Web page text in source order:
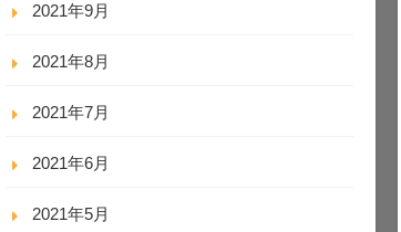
2021年9月
2021年8月
2021年7月
2021年6月
2021年5月